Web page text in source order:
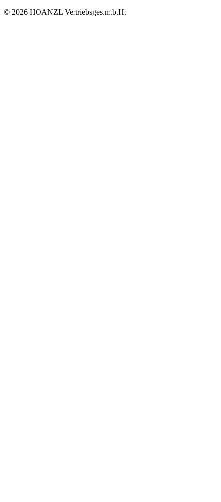
© 2026 HOANZL Vertriebsges.m.b.H.